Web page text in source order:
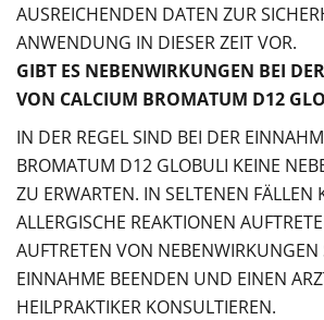
AUSREICHENDEN DATEN ZUR
ANWENDUNG IN DIESER ZEIT VOR.
GIBT ES NEBENWIRKUNGEN BEI
VON CALCIUM BROMATUM D12
IN DER REGEL SIND BEI DER
BROMATUM D12 GLOBULI KEINE
ZU ERWARTEN. IN SELTENEN FÄLLEN
ALLERGISCHE REAKTIONEN
AUFTRETEN VON NEBENWIRKUNGEN
EINNAHME BEENDEN UND EINEN
HEILPRAKTIKER KONSULTIEREN.